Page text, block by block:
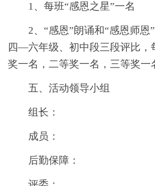
1、每班“感恩之星”一名
2、“感恩”朗诵和“感恩师恩
四—六年级、初中段三段评比，
奖一名，二等奖一名，三等奖一
五、活动领导小组
组长：
成员：
后勤保障：